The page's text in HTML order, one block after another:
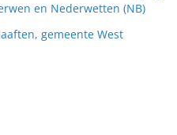
en Nederwetten (NB)
gemeente West